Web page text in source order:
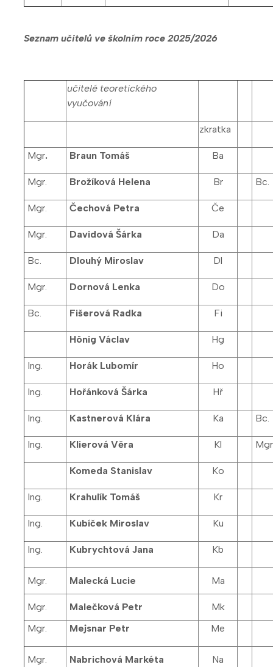
Seznam učitelů ve školním roce 2025/2026
učitelé teoretického
vyučování
zkratka
Mgr. Braun Tomáš Ba
Mgr. Brožíková Helena Br Bc.
Mgr. Čechová Petra Če
Mgr. Davidová Šárka Da
Bc. Dlouhý Miroslav Dl
Mgr. Dornová Lenka Do
Bc. Fišerová Radka Fi
Hönig Václav Hg
Ing. Horák Lubomír Ho
Ing. Hořánková Šárka Hř
Ing. Kastnerová Klára Ka Bc.
Ing. Klierová Věra Kl
Komeda Stanislav Ko
Ing. Krahulík Tomáš Kr
Ing. Kubíček Miroslav Ku
Ing. Kubrychtová Jana Kb
Mgr. Malecká Lucie Ma
Mgr. Malečková Petr
Mk
Mgr.
Mejsnar Petr Me
Mgr. Nabrichová Markéta
Na